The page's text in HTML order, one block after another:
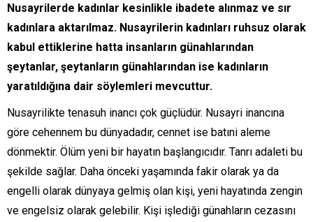
Nusayrilerde kadınlar kesinlikle ibadete alınmaz ve sır
kadınlara aktarılmaz. Nusayrilerin kadınları ruhsuz olarak
kabul ettiklerine hatta insanların günahlarından
şeytanlar, şeytanların günahlarından ise kadınların
yaratıldığına dair söylemleri mevcuttur.
Nusayrilikte tenasuh inancı çok güçlüdür. Nusayri inancına
göre cehennem bu dünyadadır, cennet ise batıni aleme
dönmektir. Ölüm yeni bir hayatın başlangıcıdır. Tanrı adaleti bu
şekilde sağlar. Daha önceki yaşamında fakir olarak ya da
engelli olarak dünyaya gelmiş olan kişi, yeni hayatında zengin
ve engelsiz olarak gelebilir. Kişi işlediği günahların cezasını